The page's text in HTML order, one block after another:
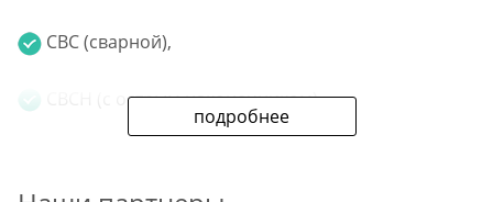
подробнее
СВС (сварной),
СВСН (с острым наконечником).